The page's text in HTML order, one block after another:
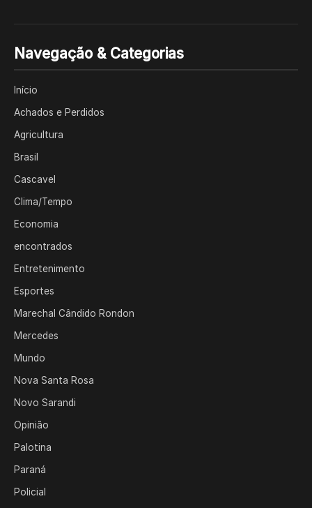
Navegação & Categorias
Início
Achados e Perdidos
Agricultura
Brasil
Cascavel
Clima/Tempo
Economia
encontrados
Entretenimento
Esportes
Marechal Cândido Rondon
Mercedes
Mundo
Nova Santa Rosa
Novo Sarandi
Opinião
Palotina
Paraná
Policial